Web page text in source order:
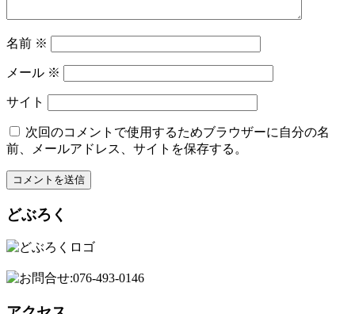
名前 ※
メール ※
サイト
次回のコメントで使用するためブラウザーに自分の名
前、メールアドレス、サイトを保存する。
どぶろく